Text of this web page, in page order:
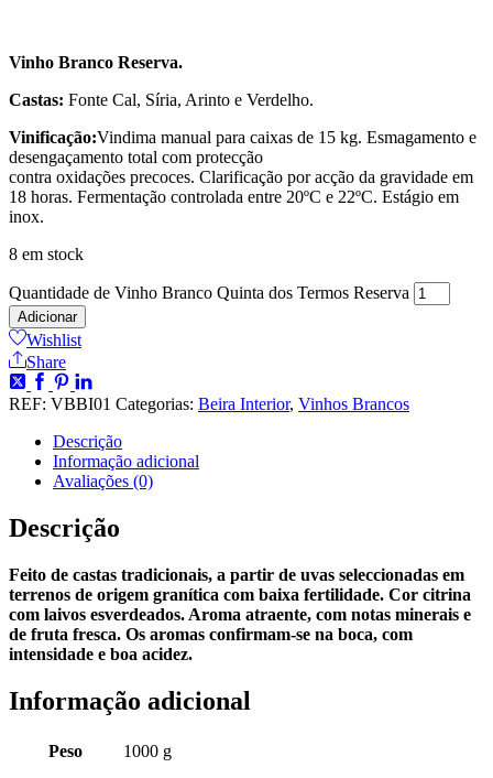
Vinho Branco Reserva.
Castas: Fonte Cal, Síria, Arinto e Verdelho.
Vinificação:Vindima manual para caixas de 15 kg. Esmagamento e
desengaçamento total com protecção
contra oxidações precoces. Clarificação por acção da gravidade em
18 horas. Fermentação controlada entre 20ºC e 22ºC. Estágio em
inox.
8 em stock
Quantidade de Vinho Branco Quinta dos Termos Reserva
Adicionar
Wishlist
Share
REF: VBBI01 Categorias: Beira Interior, Vinhos Brancos
Descrição
Informação adicional
Avaliações (0)
Descrição
Feito de castas tradicionais, a partir de uvas seleccionadas em
terrenos de origem granítica com baixa fertilidade. Cor citrina
com laivos esverdeados. Aroma atraente, com notas minerais e
de fruta fresca. Os aromas confirmam-se na boca, com
intensidade e boa acidez.
Informação adicional
Peso 1000 g